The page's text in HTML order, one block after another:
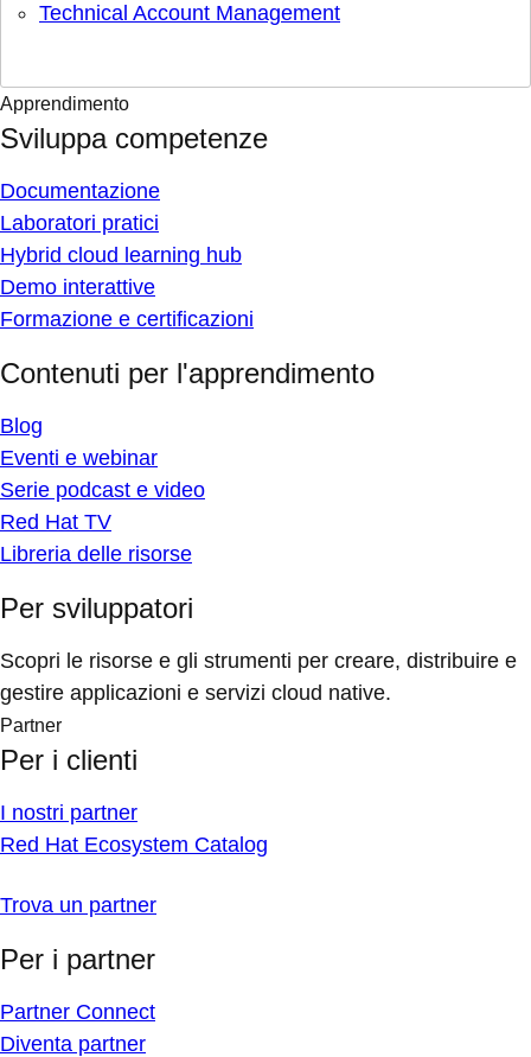
Technical Account Management
Apprendimento
Sviluppa competenze
Documentazione
Laboratori pratici
Hybrid cloud learning hub
Demo interattive
Formazione e certificazioni
Contenuti per l'apprendimento
Blog
Eventi e webinar
Serie podcast e video
Red Hat TV
Libreria delle risorse
Per sviluppatori
Scopri le risorse e gli strumenti per creare, distribuire e
gestire applicazioni e servizi cloud native.
Partner
Per i clienti
I nostri partner
Red Hat Ecosystem Catalog
Trova un partner
Per i partner
Partner Connect
Diventa partner